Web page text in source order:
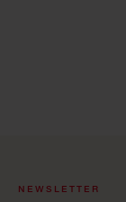
NEWSLETTER